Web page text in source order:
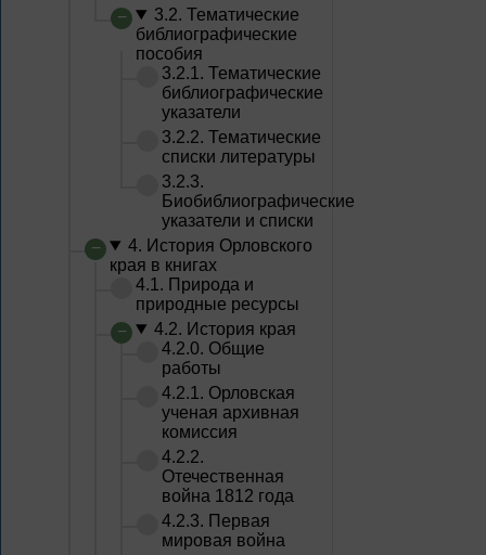
3.2. Тематические
библиографические
пособия
3.2.1. Тематические
библиографические
указатели
3.2.2. Тематические
списки литературы
3.2.3.
Биобиблиографические
указатели и списки
4. История Орловского
края в книгах
4.1. Природа и
природные ресурсы
4.2. История края
4.2.0. Общие
работы
4.2.1. Орловская
ученая архивная
комиссия
4.2.2.
Отечественная
война 1812 года
4.2.3. Первая
мировая война